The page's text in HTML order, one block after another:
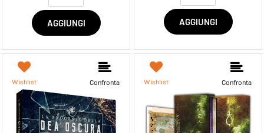
AGGIUNGI AGGIUNGI
Wishlist Confronta Wishlist Confronta